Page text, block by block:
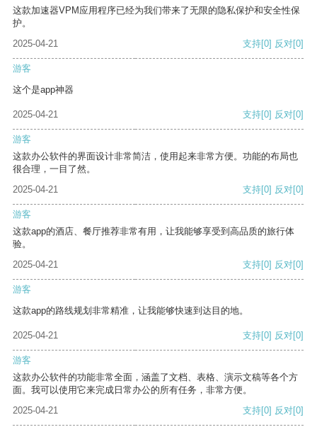
这款加速器VPM应用程序已经为我们带来了无限的隐私保护和安全性保
护。
2025-04-21
支持[0] 反对[0]
游客
这个是app神器
2025-04-21 支持[0] 反对[0]
游客
这款办公软件的界面设计非常简洁，使用起来非常方便。功能的布局也
很合理，一目了然。
2025-04-21
支持[0] 反对[0]
游客
这款app的酒店、餐厅推荐非常有用，让我能够享受到高品质的旅行体
验。
2025-04-21
支持[0] 反对[0]
游客
这款app的路线规划非常精准，让我能够快速到达目的地。
2025-04-21 支持[0] 反对[0]
游客
这款办公软件的功能非常全面，涵盖了文档、表格、演示文稿等各个方
面。我可以使用它来完成日常办公的所有任务，非常方便。
2025-04-21
支持[0] 反对[0]